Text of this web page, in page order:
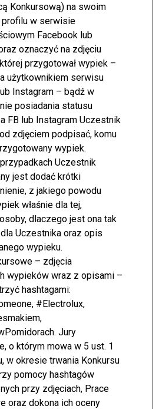
Konkursową) na swoim
profilu w serwisie
Facebook lub
oznaczyć na zdjęciu
przygotował wypiek –
użytkownikiem serwisu
Instagram – bądź w
posiadania statusu
FB lub Instagram Uczestnik
zdjęciem podpisać, komu
wypiek.
Uczestnik
jest dodać krótki
z jakiego powodu
właśnie dla tej,
dlaczego jest ona tak
Uczestnika oraz opis
wypieku.
– zdjęcia
wypieków wraz z opisami –
hashtagami:
#Electrolux,
Jury
o którym mowa w 5 ust. 1
w okresie trwania Konkursu
pomocy hashtagów
przy zdjęciach, Prace
oraz dokona ich oceny